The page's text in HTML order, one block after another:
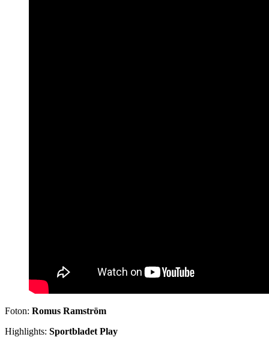
Foton: Romus Ramström
Highlights: Sportbladet Play